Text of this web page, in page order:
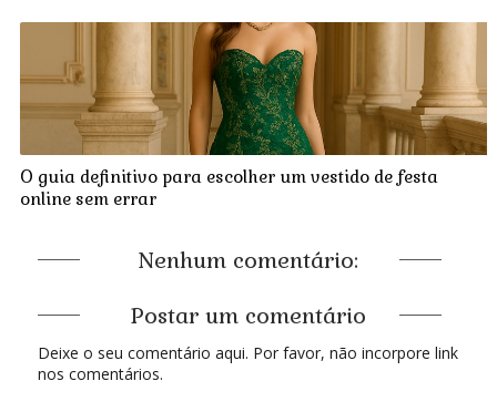
O guia definitivo para escolher um vestido de festa
online sem errar
Nenhum comentário:
Postar um comentário
Deixe o seu comentário aqui. Por favor, não incorpore link
nos comentários.